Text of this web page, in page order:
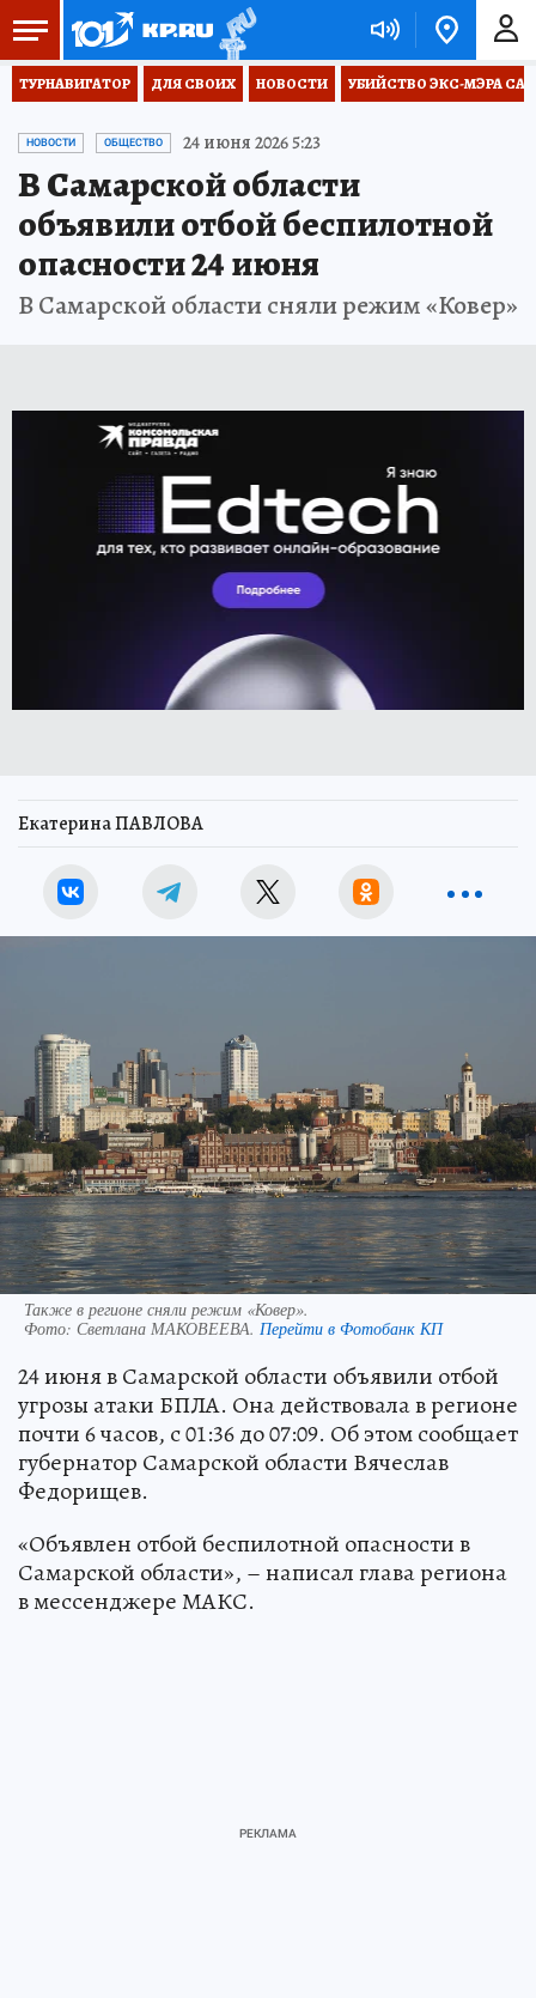
ТУРНАВИГАТОР ДЛЯ СВОИХ НОВОСТИ УБИЙСТВО ЭКС-МЭРА
НОВОСТИ ОБЩЕСТВО 24 июня 2026 5:23
В Самарской области
объявили отбой беспилотной
опасности 24 июня
В Самарской области сняли режим «Ковер»
Екатерина ПАВЛОВА
Также в регионе сняли режим «Ковер».
Фото: Светлана МАКОВЕЕВА. Перейти в Фотобанк КП
24 июня в Самарской области объявили отбой
угрозы атаки БПЛА. Она действовала в регионе
почти 6 часов, с 01:36 до 07:09. Об этом сообщает
губернатор Самарской области Вячеслав
Федорищев.
«Объявлен отбой беспилотной опасности в
Самарской области», – написал глава региона
в мессенджере МАКС.